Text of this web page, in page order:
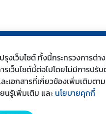
เว็บไซต์ ทั้งนี้กระทรวงการต่าง
ว็บไซต์นี้ต่อไปโดยไม่มีการปรั
เอกสารที่เกี่ยวข้องเพิ่มเติมตา
รู้เพิ่มเติม และ นโยบายคุกกี้